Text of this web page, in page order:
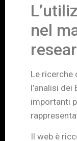
nel
Le
l’analisi
importanti
Il web è